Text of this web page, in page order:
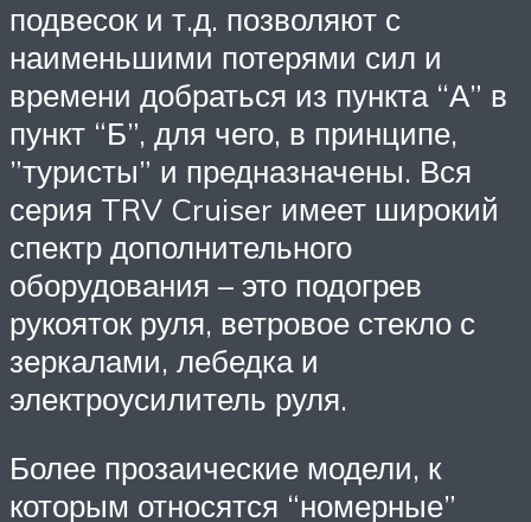
подвесок и т.д. позволяют с
наименьшими потерями сил и
времени добраться из пункта “А” в
пункт “Б”, для чего, в принципе,
”туристы” и предназначены. Вся
серия TRV Cruiser имеет широкий
спектр дополнительного
оборудования – это подогрев
рукояток руля, ветровое стекло с
зеркалами, лебедка и
электроусилитель руля.
Более прозаические модели, к
которым относятся “номерные”